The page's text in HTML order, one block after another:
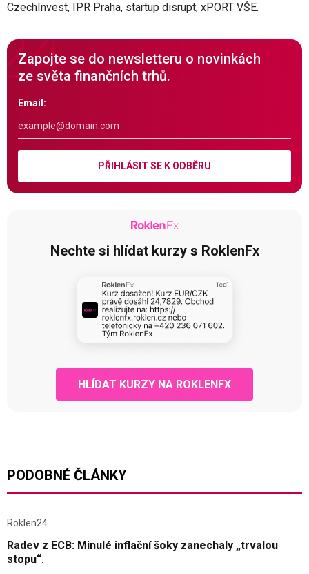
CzechInvest, IPR Praha, startup disrupt, xPORT VŠE.
Zapojte se do newsletteru o novinkách
ze světa finančních trhů.
Email:
PŘIHLÁSIT SE K ODBĚRU
Nechte si hlídat kurzy s RoklenFx
HLÍDAT KURZY NA ROKLENFX
PODOBNÉ ČLÁNKY
Roklen24
Radev z ECB: Minulé inflační šoky zanechaly „trvalou
stopu“.